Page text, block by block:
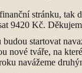
stránku,
9420 Kč.
startovat
nové tváře, na
navážeme